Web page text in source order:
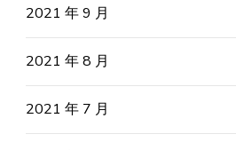
2021 年 9 月
2021 年 8 月
2021 年 7 月